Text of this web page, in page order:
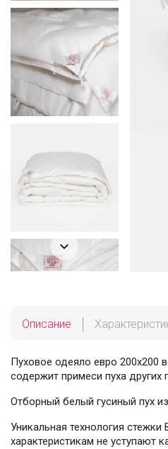

Описание
Пуховое одеяло евро 200х200
содержит примеси пуха других
Отборный белый гусиный пух
Уникальная технология стежки
характеристикам не уступают